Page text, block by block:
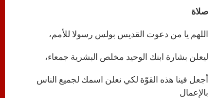
صلاة
اللهم يا من دعوت القديس بولس رسولا للأمم،
ليعلن بشارة ابنك الوحيد مخلص البشرية جمعاء،
أجعل فينا هذه القوّة لكي نعلن اسمك لجميع الناس
بالإعمال